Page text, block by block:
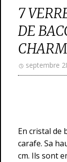
7
DE
septembre
En cristal de
carafe. Sa
cm. Ils sont